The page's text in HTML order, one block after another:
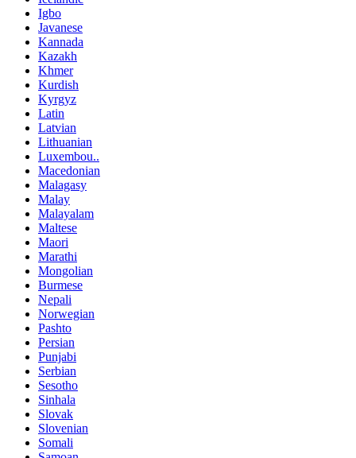
Igbo
Javanese
Kannada
Kazakh
Khmer
Kurdish
Kyrgyz
Latin
Latvian
Lithuanian
Luxembou..
Macedonian
Malagasy
Malay
Malayalam
Maltese
Maori
Marathi
Mongolian
Burmese
Nepali
Norwegian
Pashto
Persian
Punjabi
Serbian
Sesotho
Sinhala
Slovak
Slovenian
Somali